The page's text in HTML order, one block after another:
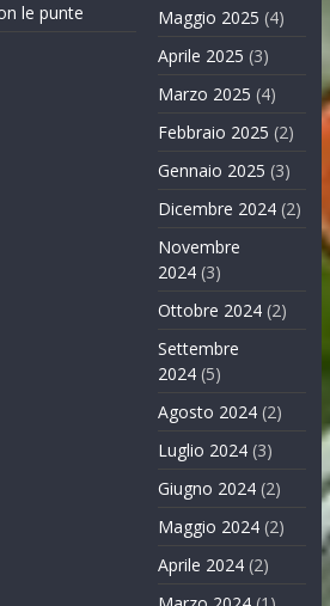
le punte
Maggio 2025 (4)
Aprile 2025 (3)
Marzo 2025 (4)
Febbraio 2025 (2)
Gennaio 2025 (3)
Dicembre 2024 (2)
Novembre
2024 (3)
Ottobre 2024 (2)
Settembre
2024 (5)
Agosto 2024 (2)
Luglio 2024 (3)
Giugno 2024 (2)
Maggio 2024 (2)
Aprile 2024 (2)